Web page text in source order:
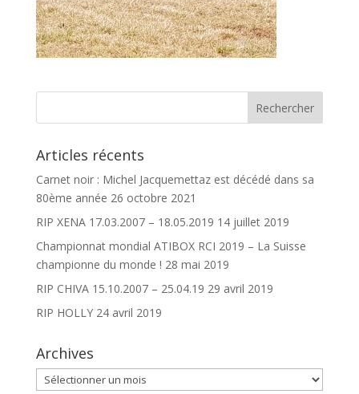
Articles récents
Carnet noir : Michel Jacquemettaz est décédé dans sa
80ème année 26 octobre 2021
RIP XENA 17.03.2007 – 18.05.2019 14 juillet 2019
Championnat mondial ATIBOX RCI 2019 – La Suisse
championne du monde ! 28 mai 2019
RIP CHIVA 15.10.2007 – 25.04.19 29 avril 2019
RIP HOLLY 24 avril 2019
Archives
Archives